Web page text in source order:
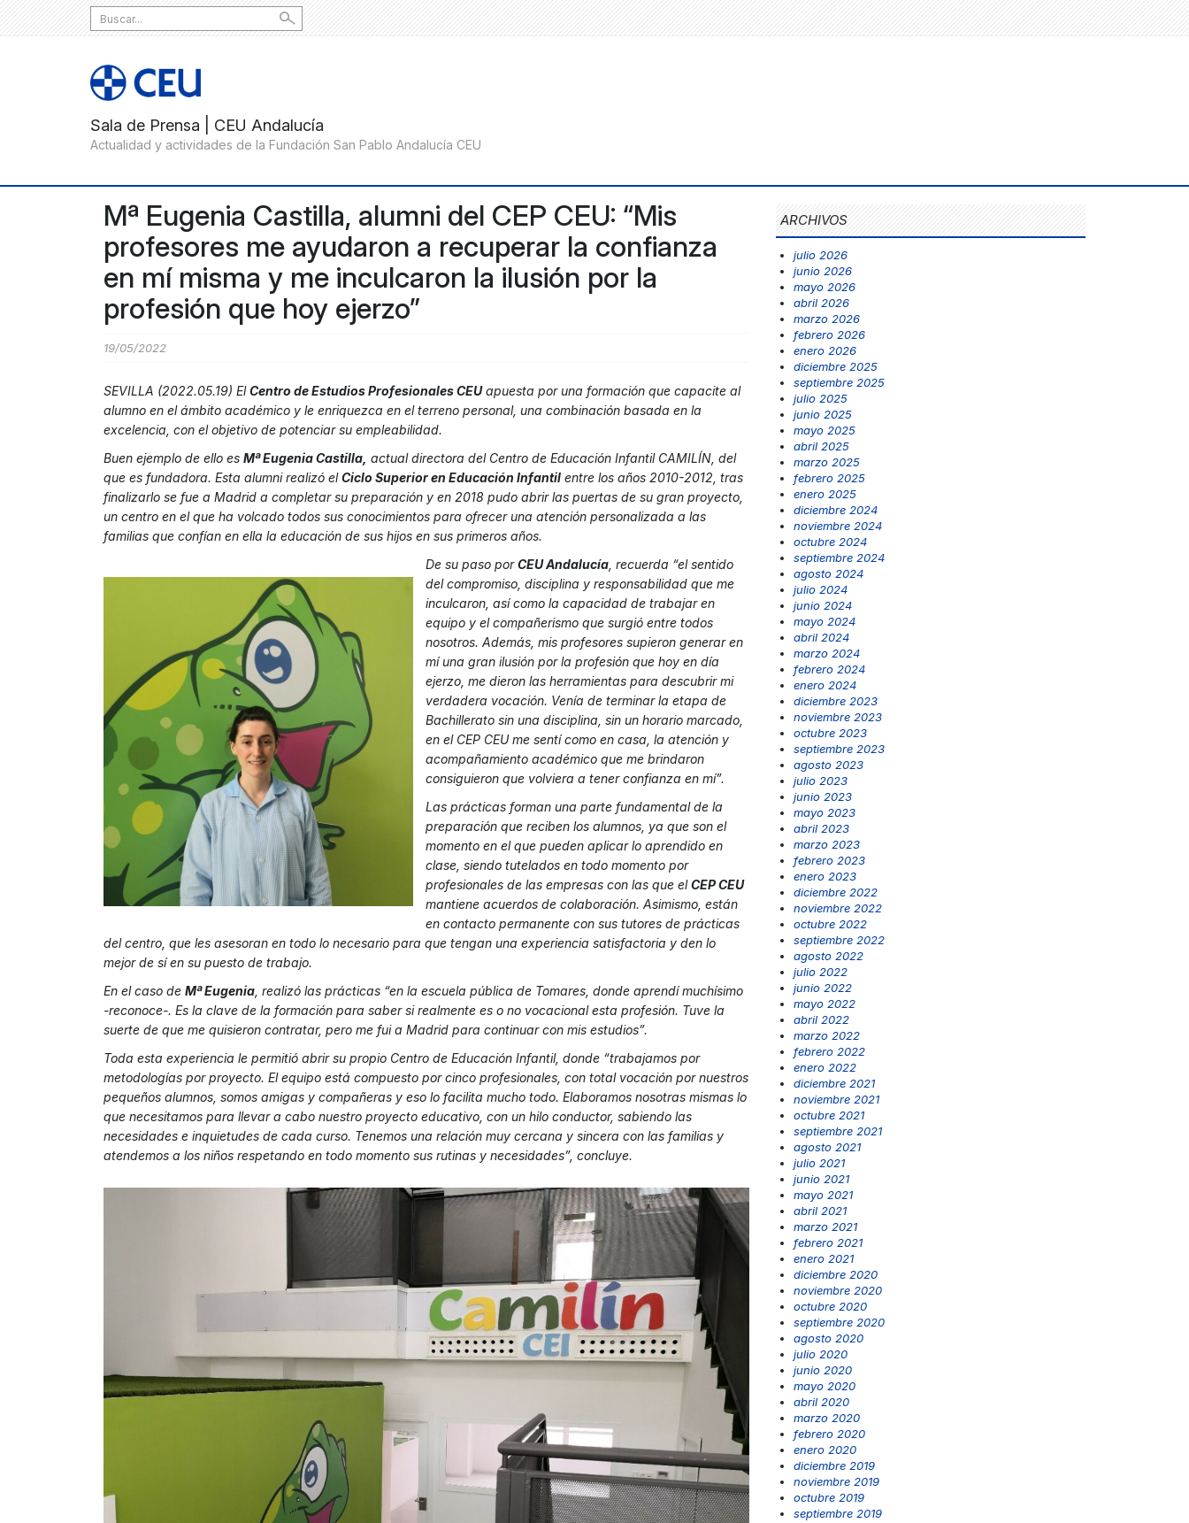
Search
for:
Mª Eugenia Castilla, alumni del CEP CEU: “Mis
profesores me ayudaron a recuperar la confianza
en mí misma y me inculcaron la ilusión por la
profesión que hoy ejerzo”
19/05/2022
SEVILLA (2022.05.19) ElCentro de Estudios Profesionales CEUapuesta por una formación que capacite al
alumno en el ámbito académico y le enriquezca en el terreno personal, una combinación basada en la
excelencia, con el objetivo de potenciar su empleabilidad.
Buen ejemplo de ello es Mª Eugenia Castilla, actual directora del Centro de Educación Infantil CAMILÍN, del
que es fundadora. Esta alumni realizó elCiclo Superior en Educación Infantil entre los años 2010-2012, tras
finalizarlo se fue a Madrid a completar su preparación y en 2018 pudo abrir las puertas de su gran proyecto,
un centro en el que ha volcado todos sus conocimientos para ofrecer una atención personalizada a las
familias que confían en ella la educación de sus hijos en sus primeros años.
De su paso porCEU Andalucía , recuerda “el sentido
del compromiso, disciplina y responsabilidad que me
inculcaron, así como la capacidad de trabajar en
equipo y el compañerismo que surgió entre todos
nosotros. Además, mis profesores supieron generar en
mí una gran ilusión por la profesión que hoy en día
ejerzo, me dieron las herramientas para descubrir mi
verdadera vocación. Venía de terminar la etapa de
Bachillerato sin una disciplina, sin un horario marcado,
en el CEP CEU me sentí como en casa, la atención y
acompañamiento académico que me brindaron
consiguieron que volviera a tener confianza en mí”.
Las prácticas forman una parte fundamental de la
preparación que reciben los alumnos, ya que son el
momento en el que pueden aplicar lo aprendido en
clase, siendo tutelados en todo momento por
profesionales de las empresas con las que elCEP CEU
mantiene acuerdos de colaboración. Asimismo, están
en contacto permanente con sus tutores de prácticas
del centro, que les asesoran en todo lo necesario para que tengan una experiencia satisfactoria y den lo
mejor de sí en su puesto de trabajo.
En el caso de Mª Eugenia , realizó las prácticas “en la escuela pública de Tomares, donde aprendí muchísimo
-reconoce-. Es la clave de la formación para saber si realmente es o no vocacional esta profesión. Tuve la
suerte de que me quisieron contratar, pero me fui a Madrid para continuar con mis estudios”.
Toda esta experiencia le permitió abrir su propio Centro de Educación Infantil, donde “trabajamos por
metodologías por proyecto. El equipo está compuesto por cinco profesionales, con total vocación por nuestros
pequeños alumnos, somos amigas y compañeras y eso lo facilita mucho todo. Elaboramos nosotras mismas lo
que necesitamos para llevar a cabo nuestro proyecto educativo, con un hilo conductor, sabiendo las
necesidades e inquietudes de cada curso. Tenemos una relación muy cercana y sincera con las familias y
atendemos a los niños respetando en todo momento sus rutinas y necesidades”, concluye.
ARCHIVOS
julio 2026
junio 2026
mayo 2026
abril 2026
marzo 2026
febrero 2026
enero 2026
diciembre 2025
septiembre 2025
julio 2025
junio 2025
mayo 2025
abril 2025
marzo 2025
febrero 2025
enero 2025
diciembre 2024
noviembre 2024
octubre 2024
septiembre 2024
agosto 2024
julio 2024
junio 2024
mayo 2024
abril 2024
marzo 2024
febrero 2024
enero 2024
diciembre 2023
noviembre 2023
octubre 2023
septiembre 2023
agosto 2023
julio 2023
junio 2023
mayo 2023
abril 2023
marzo 2023
febrero 2023
enero 2023
diciembre 2022
noviembre 2022
octubre 2022
septiembre 2022
agosto 2022
julio 2022
junio 2022
mayo 2022
abril 2022
marzo 2022
febrero 2022
enero 2022
diciembre 2021
noviembre 2021
octubre 2021
septiembre 2021
agosto 2021
julio 2021
junio 2021
mayo 2021
abril 2021
marzo 2021
febrero 2021
enero 2021
diciembre 2020
noviembre 2020
octubre 2020
septiembre 2020
agosto 2020
julio 2020
junio 2020
mayo 2020
abril 2020
marzo 2020
febrero 2020
enero 2020
diciembre 2019
noviembre 2019
octubre 2019
septiembre 2019